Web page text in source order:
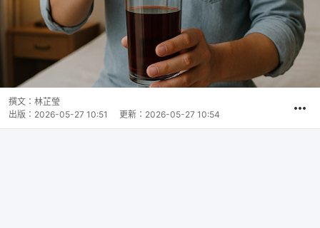
撰文： 林芷瑩
出版： 2026-05-27 10:51 更新： 2026-05-27 10:54